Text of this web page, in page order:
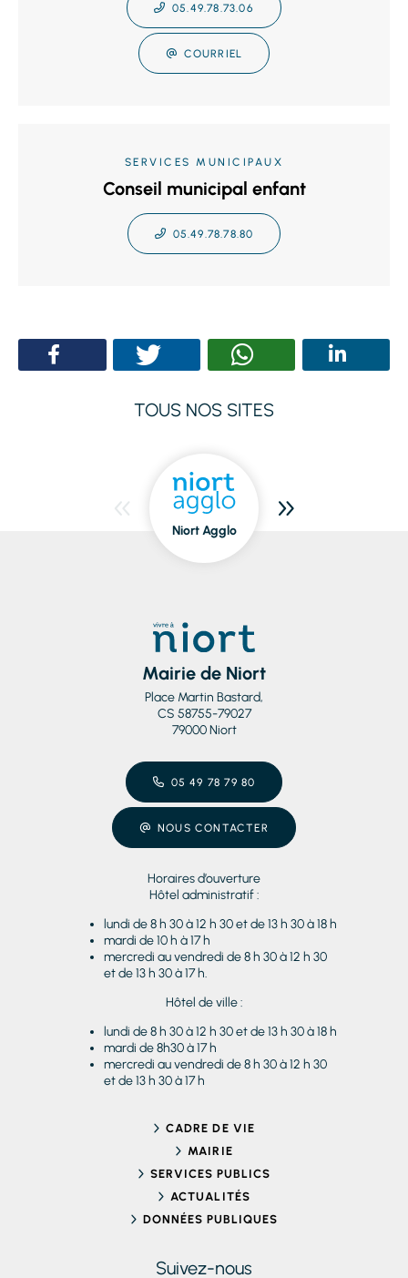
05.49.78.73.06
COURRIEL
SERVICES MUNICIPAUX
Conseil municipal enfant
05.49.78.78.80
TOUS NOS SITES
Niort Agglo
Mairie de Niort
Place Martin Bastard,
CS 58755-79027
79000 Niort
05 49 78 79 80
NOUS CONTACTER
Horaires d’ouverture
Hôtel administratif :
lundi de 8 h 30 à 12 h 30 et de 13 h 30 à 18 h
mardi de 10 h à 17 h
mercredi au vendredi de 8 h 30 à 12 h 30
et de 13 h 30 à 17 h.
Hôtel de ville :
lundi de 8 h 30 à 12 h 30 et de 13 h 30 à 18 h
mardi de 8h30 à 17 h
mercredi au vendredi de 8 h 30 à 12 h 30
et de 13 h 30 à 17 h
CADRE DE VIE
MAIRIE
SERVICES PUBLICS
ACTUALITÉS
DONNÉES PUBLIQUES
Suivez-nous